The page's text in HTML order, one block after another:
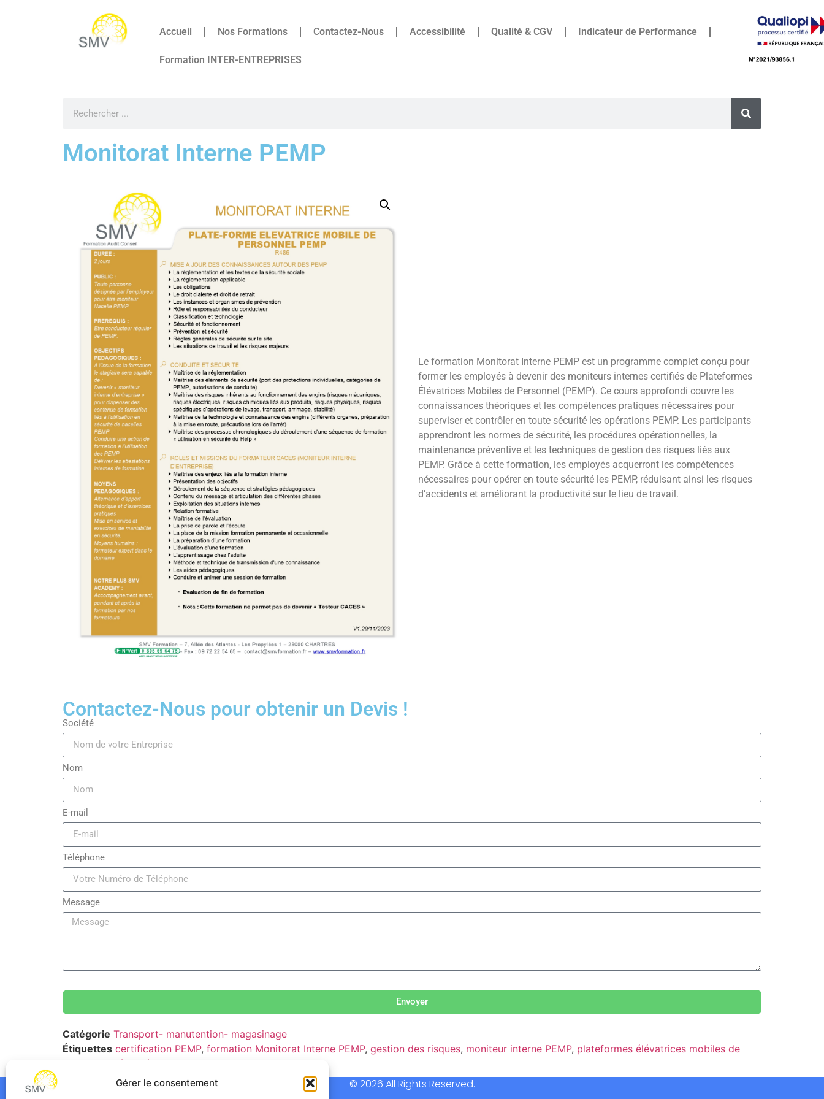
Gérer le consentement
Accueil Nos Formations Contactez-Nous Accessibilité Qualité & CGV Indicateur de Performance
Formation INTER-ENTREPRISES
Monitorat Interne PEMP
Le formation Monitorat Interne PEMP est un programme complet conçu pour
former les employés à devenir des moniteurs internes certifiés de Plateformes
Élévatrices Mobiles de Personnel (PEMP). Ce cours approfondi couvre les
connaissances théoriques et les compétences pratiques nécessaires pour
superviser et contrôler en toute sécurité les opérations PEMP. Les participants
apprendront les normes de sécurité, les procédures opérationnelles, la
maintenance préventive et les techniques de gestion des risques liés aux
PEMP. Grâce à cette formation, les employés acquerront les compétences
nécessaires pour opérer en toute sécurité les PEMP, réduisant ainsi les risques
d’accidents et améliorant la productivité sur le lieu de travail.
Contactez-Nous pour obtenir un Devis !
Société
Nom
E-mail
Téléphone
Message
Envoyer
Catégorie Transport- manutention- magasinage
Étiquettes certification PEMP, formation Monitorat Interne PEMP, gestion des risques, moniteur interne PEMP, plateformes élévatrices mobiles de
sécurité PEMP
© 2026 All Rights Reserved.